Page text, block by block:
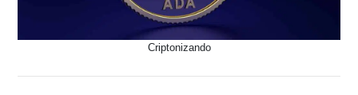
Criptonizando